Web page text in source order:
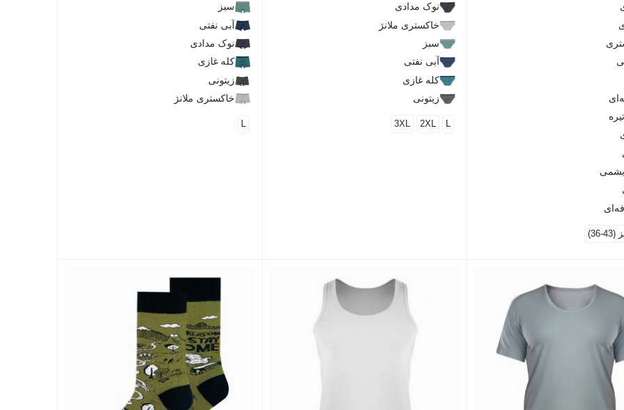
36)
نوک مدادی
خاکستری ملانژ
سبز
آبی نفتی
کله غازی
زیتونی
L
2XL
3XL
سبز
آبی نفتی
نوک مدادی
کله غازی
زیتونی
خاکستری ملانژ
L